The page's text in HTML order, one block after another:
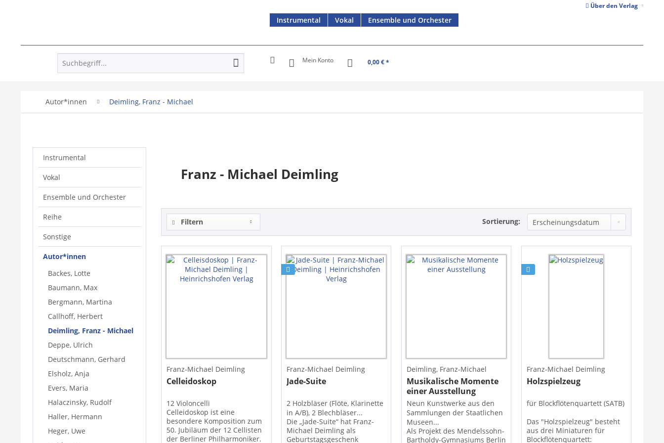
Über den Verlag
Instrumental Vokal Ensemble und Orchester
Mein Konto 0,00 € *
Autor*innen Deimling, Franz - Michael
Instrumental
Vokal
Ensemble und Orchester
Reihe
Sonstige
Autor*innen
Backes, Lotte
Baumann, Max
Bergmann, Martina
Callhoff, Herbert
Deimling, Franz - Michael
Deppe, Ulrich
Deutschmann, Gerhard
Elsholz, Anja
Evers, Maria
Halaczinsky, Rudolf
Haller, Hermann
Heger, Uwe
Franz - Michael Deimling
Filtern Sortierung:
Franz-Michael Deimling
Celleidoskop
12 Violoncelli
Celleidoskop ist eine
besondere Komposition zum
50. Jubiläum der 12 Cellisten
der Berliner Philharmoniker.
Franz-Michael Deimling
Jade-Suite
2 Holzbläser (Flöte, Klarinette
in A/B), 2 Blechbläser...
Die „Jade-Suite“ hat Franz-
Michael Deimling als
Geburtstagsgeschenk
Deimling, Franz-Michael
Musikalische Momente
einer Ausstellung
Neun Kunstwerke aus den
Sammlungen der Staatlichen
Museen...
Als Projekt des Mendelssohn-
Bartholdy-Gymnasiums Berlin
Franz-Michael Deimling
Holzspielzeug
für Blockflötenquartett (SATB)
Das "Holzspielzeug" besteht
aus drei Miniaturen für
Blockflötenquartett: